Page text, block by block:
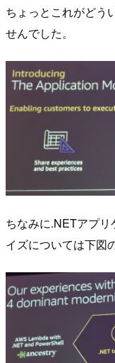
ちょっとこれがどう
せんでした。
ちなみに.NETアプ
イズについては下図